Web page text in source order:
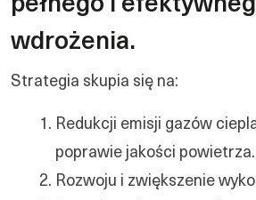
pełnego i
wdrożenia.
Strategia skupia się na:
Redukcji emisji gazów
poprawie jakości powietrza.
Rozwoju i zwiększenie